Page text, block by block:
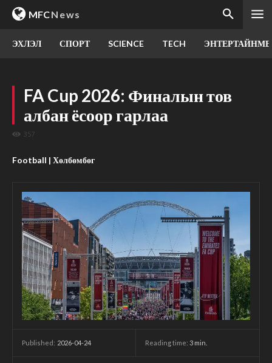
MFCNews
ЭХЛЭЛ СПОРТ SCIENCE TECH
FA Cup 2026: Финалын тов
албан ёсоор гарлаа
357
Football | Хөлбөмбөг
Published: 2026-04-24 Reading time: 3 min.